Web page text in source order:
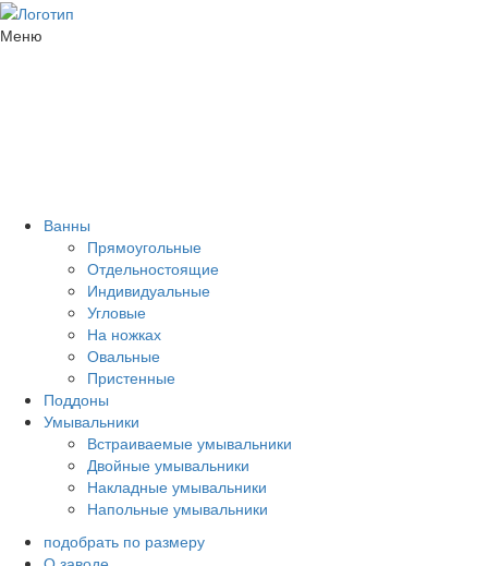
Меню
Ванны
Прямоугольные
Отдельностоящие
Индивидуальные
Угловые
На ножках
Овальные
Пристенные
Поддоны
Умывальники
Встраиваемые умывальники
Двойные умывальники
Накладные умывальники
Напольные умывальники
подобрать по размеру